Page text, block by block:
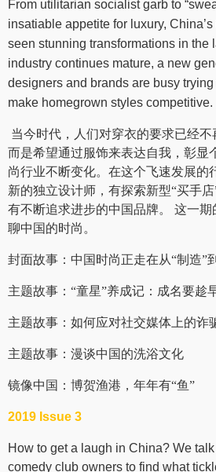
From utilitarian socialist garb to
insatiable appetite for luxury,
seen stunning transformations in the
industry continues mature, a new
designers and brands are busy
make homegrown styles competitive.
当今时代，人们对穿衣的要求已经不
而是希望通过服饰来表达自我，彰显
尚行业不断变化。在这个飞速发展的
新的独立设计师，有探索新型“买手
有不断追求进步的中国品牌。 这一
聊中国的时尚。
封面故事 ：中国时尚正走在从“制造”
主题故事 ： “童星”养成记：成名要趁
主题故事 ：如何应对社交媒体上的诈
主题故事 ：漫谈中国的洗浴文化
镜像中国 ：博贺渔港，年年有“鱼”
2019 Issue 3
How to get a laugh in China? We
comedy club owners to find what